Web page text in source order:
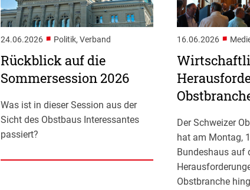
24.06.2026 ■ Politik, Verband
Rückblick auf die
Sommersession 2026
Was ist in dieser Session aus der
Sicht des Obstbaus Interessantes
passiert?
16.06.2026 ■
Der Schweizer
hat am Montag,
Bundeshaus auf
Obstbranche